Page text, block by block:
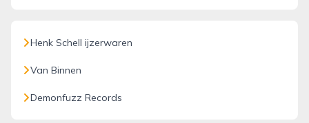
Henk Schell ijzerwaren
Van Binnen
Demonfuzz Records